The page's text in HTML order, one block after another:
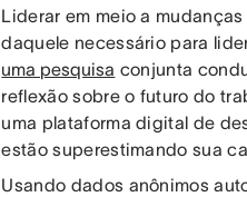
Liderar em meio a
daquele necessário para
uma pesquisa conjunta
reflexão sobre o futuro do
uma plataforma digital de
estão superestimando sua
Usando dados anônimos